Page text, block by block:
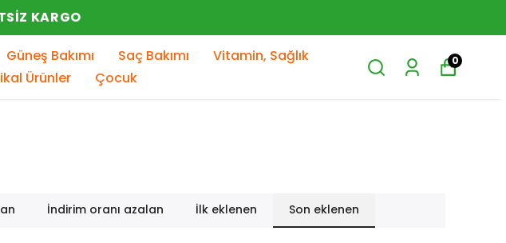
KARGO
Güneş Bakımı Saç Bakımı
Vitamin, Sağlık
Ürünler Çocuk
0
İndirim oranı azalan İlk eklenen Son eklenen